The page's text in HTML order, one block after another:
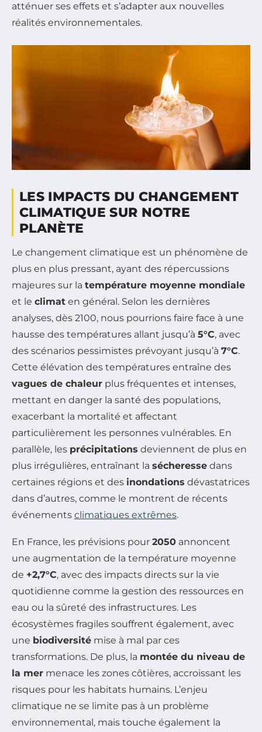
atténuer ses effets et s’adapter aux nouvelles
réalités environnementales.
LES IMPACTS DU CHANGEMENT
CLIMATIQUE SUR NOTRE
PLANÈTE
Le changement climatique est un phénomène de
plus en plus pressant, ayant des répercussions
majeures sur la température moyenne mondiale
et le climat en général. Selon les dernières
analyses, dès 2100, nous pourrions faire face à une
hausse des températures allant jusqu’à 5°C, avec
des scénarios pessimistes prévoyant jusqu’à 7°C.
Cette élévation des températures entraîne des
vagues de chaleur plus fréquentes et intenses,
mettant en danger la santé des populations,
exacerbant la mortalité et affectant
particulièrement les personnes vulnérables. En
parallèle, les précipitations deviennent de plus en
plus irrégulières, entraînant la sécheresse dans
certaines régions et des inondations dévastatrices
dans d’autres, comme le montrent de récents
événements climatiques extrêmes.
En France, les prévisions pour 2050 annoncent
une augmentation de la température moyenne
de +2,7°C, avec des impacts directs sur la vie
quotidienne comme la gestion des ressources en
eau ou la sûreté des infrastructures. Les
écosystèmes fragiles souffrent également, avec
une biodiversité mise à mal par ces
transformations. De plus, la montée du niveau de
la mer menace les zones côtières, accroissant les
risques pour les habitats humains. L’enjeu
climatique ne se limite pas à un problème
environnemental, mais touche également la